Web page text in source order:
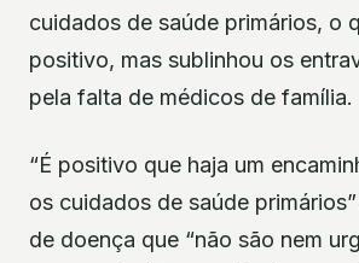
cuidados de saúde primários, o
positivo, mas sublinhou os
pela falta de médicos de família.
“É positivo que haja um
os cuidados de saúde
de doença que “não são nem